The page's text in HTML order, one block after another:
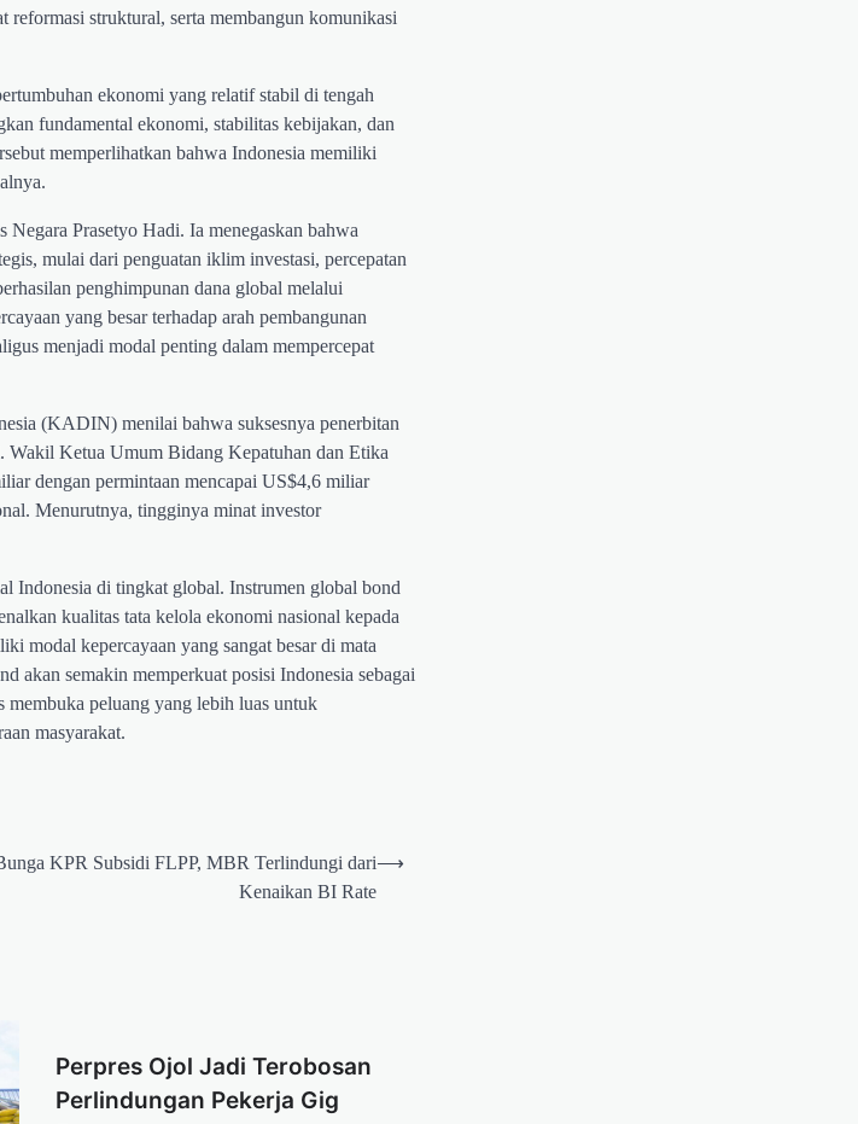
reformasi struktural, serta membangun komunikasi
ekonomi yang relatif stabil di tengah
fundamental ekonomi, stabilitas kebijakan, dan
memperlihatkan bahwa Indonesia memiliki
Prasetyo Hadi. Ia menegaskan bahwa
mulai dari penguatan iklim investasi, percepatan
penghimpunan dana global melalui
yang besar terhadap arah pembangunan
menjadi modal penting dalam mempercepat
(KADIN) menilai bahwa suksesnya penerbitan
Wakil Ketua Umum Bidang Kepatuhan dan Etika
dengan permintaan mencapai US$4,6 miliar
Menurutnya, tingginya minat investor
Indonesia di tingkat global. Instrumen global bond
kualitas tata kelola ekonomi nasional kepada
modal kepercayaan yang sangat besar di mata
akan semakin memperkuat posisi Indonesia sebagai
peluang yang lebih luas untuk
masyarakat.
KPR Subsidi FLPP, MBR Terlindungi dari
Kenaikan BI Rate
⟶
Perpres Ojol Jadi Terobosan
Perlindungan Pekerja Gig